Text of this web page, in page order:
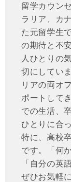
留学カウン
ラリア、カ
た元留学生
の期待と不
人ひとりの
切にしてい
リアの両オ
ポートして
での生活、
ひとりに合
特に、高校
です。「何
「自分の英
ぜひお気軽